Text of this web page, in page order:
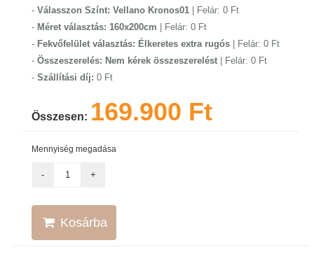
- Válasszon Színt: Vellano Kronos01 | Felár: 0 Ft
- Méret választás: 160x200cm | Felár: 0 Ft
- Fekvőfelület választás: Élkeretes extra rugós | Felár: 0 Ft
- Összeszerelés: Nem kérek összeszerelést | Felár: 0 Ft
- Szállítási díj: 0 Ft
Összesen: 169.900 Ft
Mennyiség megadása
Kosárba